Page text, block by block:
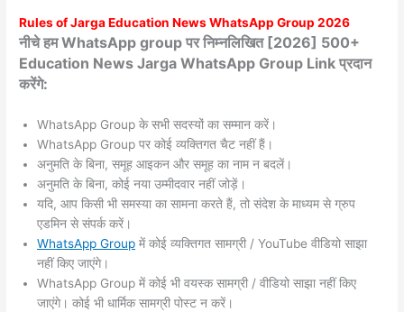
Rules ofJargaEducation News WhatsApp Group 2026
नीचे हम WhatsApp group पर निम्नलिखित [2026] 500+
Education News Jarga WhatsApp Group Link प्रदान
करेंगे:
WhatsApp Group के सभी सदस्यों का सम्मान करें।
WhatsApp Group पर कोई व्यक्तिगत चैट नहीं हैं।
अनुमति के बिना, समूह आइकन और समूह का नाम न बदलें।
अनुमति के बिना, कोई नया उम्मीदवार नहीं जोड़ें।
यदि, आप किसी भी समस्या का सामना करते हैं, तो संदेश के माध्यम से ग्रुप
एडमिन से संपर्क करें।
WhatsApp Group में कोई व्यक्तिगत सामग्री / YouTube वीडियो साझा
नहीं किए जाएंगे।
WhatsApp Group में कोई भी वयस्क सामग्री / वीडियो साझा नहीं किए
जाएंगे। कोई भी धार्मिक सामग्री पोस्ट न करें।